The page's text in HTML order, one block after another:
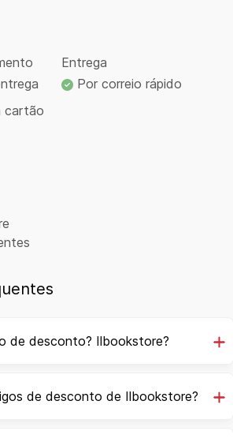
cartão
Entrega
Por correio rápido
de desconto? Ilbookstore?
de desconto de Ilbookstore?